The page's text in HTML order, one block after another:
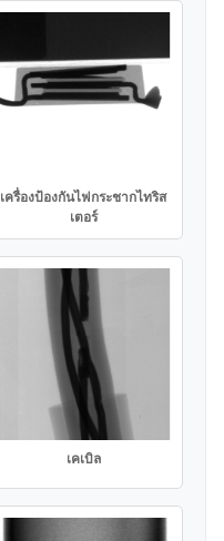
เครื่องป้องกันไฟกระชากไทริส
เตอร์
เคเบิล